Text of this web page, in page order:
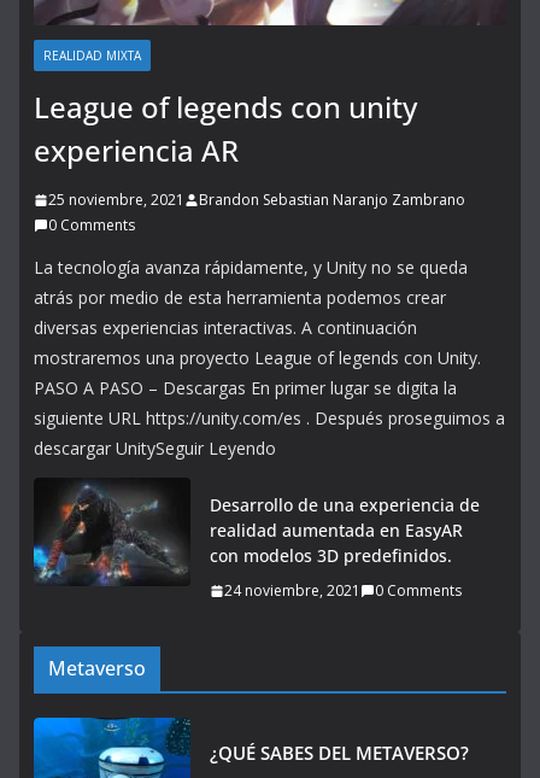
REALIDAD MIXTA
League of legends con unity
experiencia AR
25 noviembre, 2021
Brandon Sebastian Naranjo Zambrano
0 Comments
La tecnología avanza rápidamente, y Unity no se queda
atrás por medio de esta herramienta podemos crear
diversas experiencias interactivas. A continuación
mostraremos una proyecto League of legends con Unity.
PASO A PASO – Descargas En primer lugar se digita la
siguiente URL https://unity.com/es . Después proseguimos a
descargar UnitySeguir Leyendo
Desarrollo de una experiencia de
realidad aumentada en EasyAR
con modelos 3D predefinidos.
24 noviembre, 2021 0 Comments
Metaverso
¿QUÉ SABES DEL METAVERSO?